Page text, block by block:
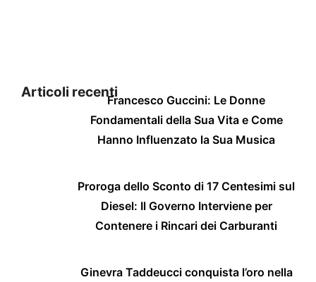
Articoli recentiFrancesco Guccini: Le Donne
Fondamentali della Sua Vita e Come
Hanno Influenzato la Sua Musica
Proroga dello Sconto di 17 Centesimi sul
Diesel: Il Governo Interviene per
Contenere i Rincari dei Carburanti
Ginevra Taddeucci conquista l’oro nella